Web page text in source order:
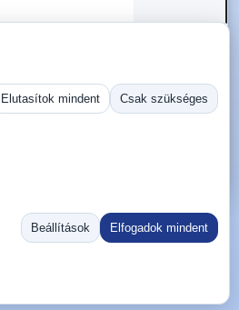
1/2 (12,5 mm) 33 részes
Ugrás:
Rendezés:
Elutasítok mindent Csak szükséges
Beállítások Elfogadok mindent